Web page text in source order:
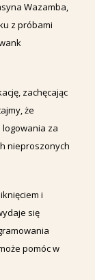
Wazamba,
z próbami
zachęcając
że
za
nieproszonych
i
się
pomóc w